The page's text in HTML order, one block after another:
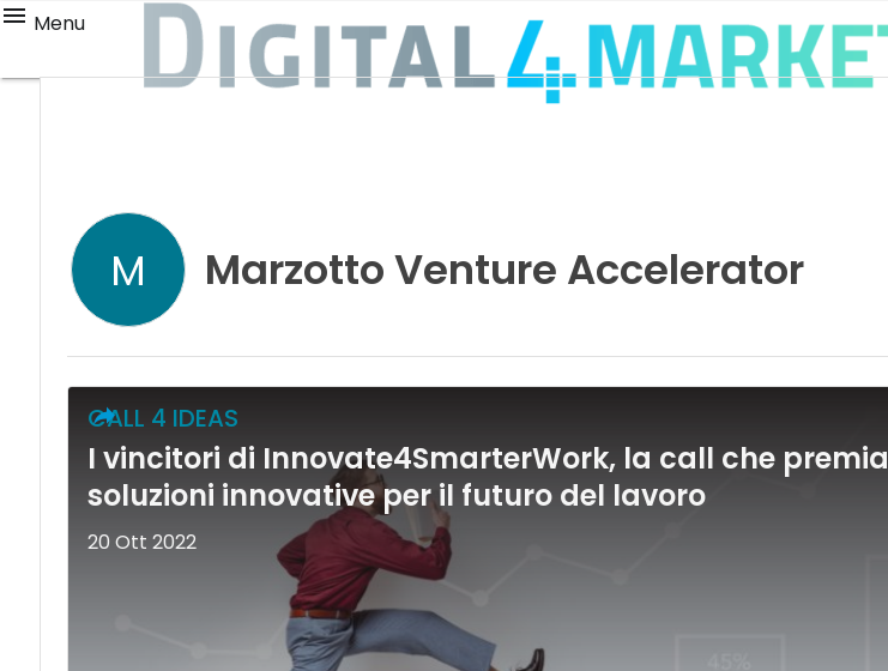
Menu
M Marzotto Venture Accelerator
CALL 4 IDEAS
I vincitori di Innovate4SmarterWork, la call che premia
soluzioni innovative per il futuro del lavoro
20 Ott 2022